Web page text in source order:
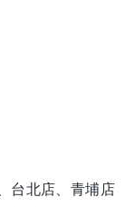
台北店、青埔店